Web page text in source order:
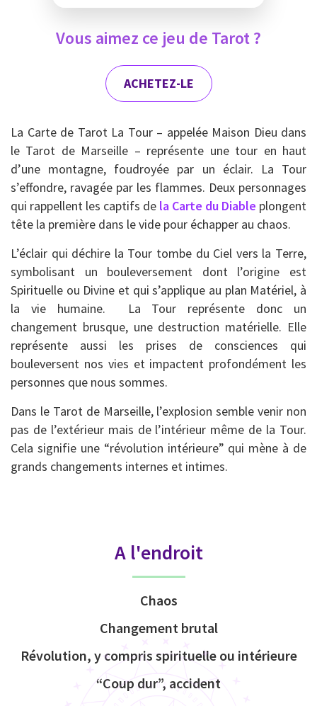
Vous aimez ce jeu de Tarot ?
ACHETEZ-LE
La Carte de Tarot La Tour – appelée Maison Dieu dans
le Tarot de Marseille – représente une tour en haut
d’une montagne, foudroyée par un éclair. La Tour
s’effondre, ravagée par les flammes. Deux personnages
qui rappellent les captifs de la Carte du Diable plongent
tête la première dans le vide pour échapper au chaos.
L’éclair qui déchire la Tour tombe du Ciel vers la Terre,
symbolisant un bouleversement dont l’origine est
Spirituelle ou Divine et qui s’applique au plan Matériel, à
la vie humaine. La Tour représente donc un
changement brusque, une destruction matérielle. Elle
représente aussi les prises de consciences qui
bouleversent nos vies et impactent profondément les
personnes que nous sommes.
Dans le Tarot de Marseille, l’explosion semble venir non
pas de l’extérieur mais de l’intérieur même de la Tour.
Cela signifie une “révolution intérieure” qui mène à de
grands changements internes et intimes.
A l'endroit
Chaos
Changement brutal
Révolution, y compris spirituelle ou intérieure
“Coup dur”, accident